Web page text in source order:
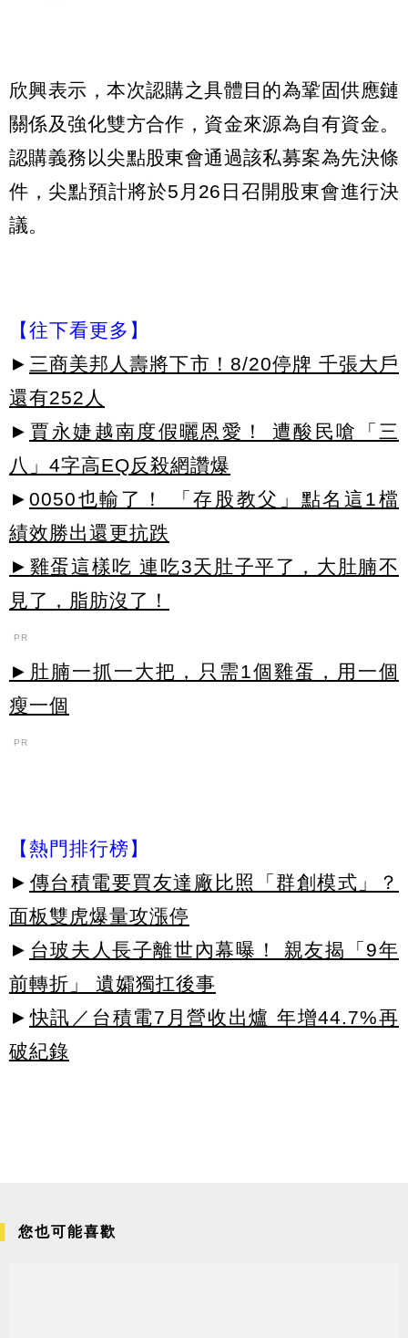
欣興表示，本次認購之具體目的為鞏固供應鏈
關係及強化雙方合作，資金來源為自有資金。
認購義務以尖點股東會通過該私募案為先決條
件，尖點預計將於5月26日召開股東會進行決
議。
【往下看更多】
► 三商美邦人壽將下市！8/20停牌 千張大戶
還有252人
► 賈永婕越南度假曬恩愛！ 遭酸民嗆「三
八」4字高EQ反殺網讚爆
► 0050也輸了！ 「存股教父」點名這1檔
績效勝出還更抗跌
►雞蛋這樣吃 連吃3天肚子平了，大肚腩不
見了，脂肪沒了！
PR
►肚腩一抓一大把，只需1個雞蛋，用一個
瘦一個
PR
【熱門排行榜】
► 傳台積電要買友達廠比照「群創模式」？
面板雙虎爆量攻漲停
► 台玻夫人長子離世內幕曝！ 親友揭「9年
前轉折」 遺孀獨扛後事
► 快訊／台積電7月營收出爐 年增44.7%再
破紀錄
您也可能喜歡